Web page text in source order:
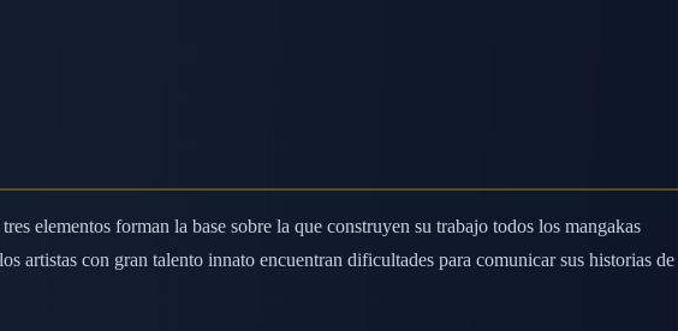
elementos forman la base sobre la que construyen su trabajo todos los mangakas
artistas con gran talento innato encuentran dificultades para comunicar sus historias de